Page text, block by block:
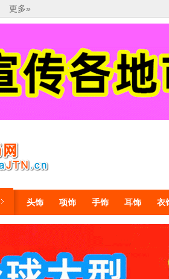
更多»
头饰 项饰 手饰 耳饰 衣